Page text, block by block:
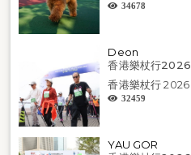
34678
Deon
香港樂杖行2026
香港樂杖行 2026
32459
YAU GOR